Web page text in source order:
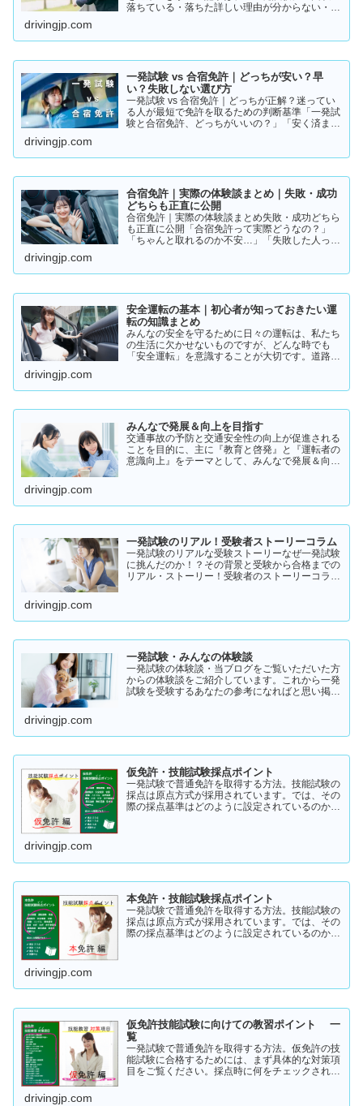
落ちている・落ちた詳しい理由が分からない・こ
らに何回も落ちる・数…
drivingjp.com
一発試験 vs 合宿免許｜どっちが安い？早
い？失敗しない選び方
一発試験 vs 合宿免許｜どっちが正解？迷ってい
る人が最短で免許を取るための判断基準「一発試
験と合宿免許、どっちがいいの？」「安く済ませ
と、人によって最適…
drivingjp.com
合宿免許｜実際の体験談まとめ｜失敗・成功
どちらも正直に公開
合宿免許｜実際の体験談まとめ失敗・成功どちら
も正直に公開「合宿免許って実際どうなの？」
「ちゃんと取れるのか不安…」「失敗した人って
た。結論から言うと👇👉 …
drivingjp.com
安全運転の基本｜初心者が知っておきたい運
転の知識まとめ
みんなの安全を守るために日々の運転は、私たち
の生活に欠かせないものですが、どんな時でも
「安全運転」を意識することが大切です。道路状
過ぎや注意力の低下、小…
drivingjp.com
みんなで発展＆向上を目指す
交通事故の予防と交通安全性の向上が促進される
ことを目的に、主に『教育と啓発』と『運転者の
意識向上』をテーマとして、みんなで発展＆向上
drivingjp.com
一発試験のリアル！受験者ストーリーコラム
一発試験のリアルな受験ストーリーなぜ一発試験
に挑んだのか！？その背景と受験から合格までの
リアル・ストーリー！受験者のストーリーコラム
drivingjp.com
一発試験・みんなの体験談
一発試験の体験談・当ブログをご覧いただいた方
からの体験談をご紹介しています。これから一発
試験を受験するあなたの参考になればと思い掲載
drivingjp.com
仮免許・技能試験採点ポイント
一発試験で普通免許を取得する方法。技能試験の
採点は原点方式が採用されています。では、その
際の採点基準はどのように設定されているのかご
drivingjp.com
本免許・技能試験採点ポイント
一発試験で普通免許を取得する方法。技能試験の
採点は原点方式が採用されています。では、その
際の採点基準はどのように設定されているのかご
drivingjp.com
仮免許技能試験に向けての教習ポイント 一
覧
一発試験で普通免許を取得する方法。仮免許の技
能試験に合格するためには、まず具体的な対策項
目をご覧ください。採点時に何をチェックされる
drivingjp.com